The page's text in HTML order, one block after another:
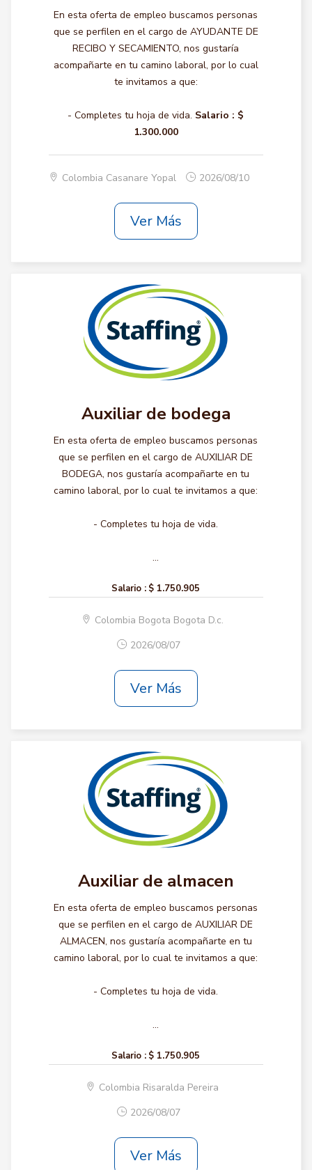
En esta oferta de empleo buscamos personas
que se perfilen en el cargo de AYUDANTE DE
RECIBO Y SECAMIENTO, nos gustaría
acompañarte en tu camino laboral, por lo cual
te invitamos a que:
- Completes tu hoja de vida. Salario : $
1.300.000
Colombia Casanare Yopal 2026/08/10
Ver Más
Auxiliar de bodega
En esta oferta de empleo buscamos personas
que se perfilen en el cargo de AUXILIAR DE
BODEGA, nos gustaría acompañarte en tu
camino laboral, por lo cual te invitamos a que:
- Completes tu hoja de vida.
...
Salario : $ 1.750.905
Colombia Bogota Bogota D.c.
2026/08/07
Ver Más
Auxiliar de almacen
En esta oferta de empleo buscamos personas
que se perfilen en el cargo de AUXILIAR DE
ALMACEN, nos gustaría acompañarte en tu
camino laboral, por lo cual te invitamos a que:
- Completes tu hoja de vida.
...
Salario : $ 1.750.905
Colombia Risaralda Pereira
2026/08/07
Ver Más